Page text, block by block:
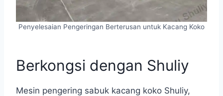
Penyelesaian Pengeringan Berterusan untuk Kacang Koko
Berkongsi dengan Shuliy
Mesin pengering sabuk kacang koko Shuliy,